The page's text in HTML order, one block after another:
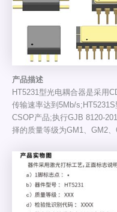
产品描述
HT5231型光电耦合器是采用
传输速率达到5Mb/
CSOP产品;执行GJB 8120-
择的质量等级为GM1、GM2、